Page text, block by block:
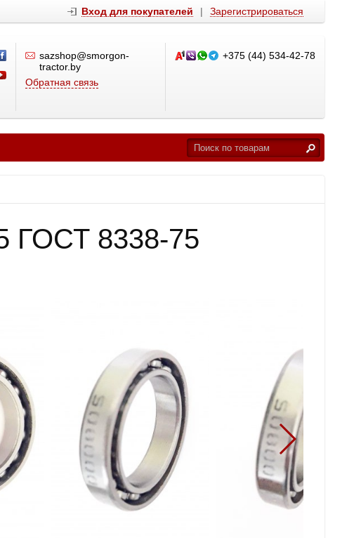
Вход для покупателей | Зарегистрироваться
sazshop@smorgon-
tractor.by
Обратная связь
+375 (44) 534-42-78
ГОСТ 8338-75